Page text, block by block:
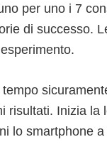
per uno i 7
di successo.
risultati. Inizia la
lo smartphone